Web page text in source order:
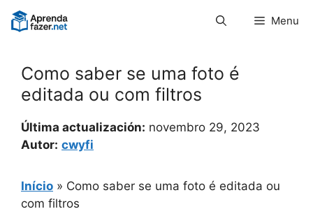
Pular
para
Menu
Como saber se uma foto é
editada ou com filtros
Última actualización: novembro 29, 2023
Autor: cwyfi
Início » Como saber se uma foto é editada ou
com filtros